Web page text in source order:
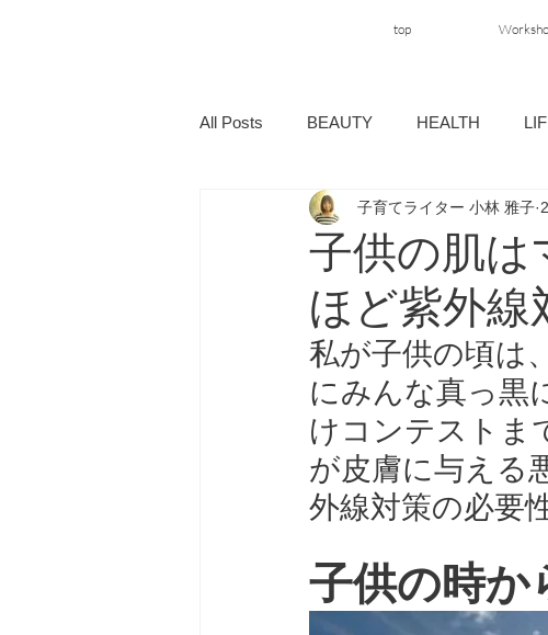
top
All Posts BEAUTY HEALTH
子供の肌は
ほど紫外線
子育てライター 小林 雅子
私が子供の頃は
にみんな真っ黒
けコンテストま
が皮膚に与える
外線対策の必要
子供の時か